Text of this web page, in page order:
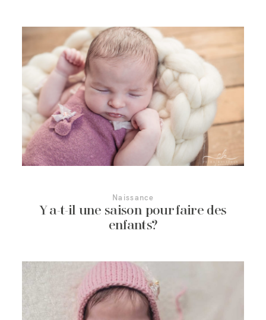
Naissance
Y a-t-il une saison pour faire des
enfants?